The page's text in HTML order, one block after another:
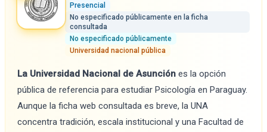
Presencial
No especificado públicamente en la ficha
consultada
No especificado públicamente
Universidad nacional pública
La Universidad Nacional de Asunción es la opción
pública de referencia para estudiar Psicología en Paraguay.
Aunque la ficha web consultada es breve, la UNA
concentra tradición, escala institucional y una Facultad de